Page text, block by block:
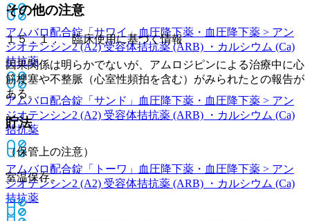
アムバロ配合錠「サワイ」血圧降下薬・血圧降下薬 > アン
ジオテンシン2 (A2) 受容体拮抗薬 (ARB) ・カルシウム (Ca)
拮抗薬
アムバロ配合錠「サンド」
血圧降下薬・血圧降下薬 > アン
ジオテンシン2 (A2) 受容体拮抗薬 (ARB) ・カルシウム (Ca)
拮抗薬
アムバロ配合錠「トーワ」
血圧降下薬・血圧降下薬 > アン
ジオテンシン2 (A2) 受容体拮抗薬 (ARB) ・カルシウム (Ca)
拮抗薬
その他の注意
１５．１． 臨床使用に基づく情報
因果関係は明らかでないが、アムロジピンによる治療中に心
筋梗塞や不整脈（心室性頻拍を含む）がみられたとの報告が
ある。
貯法
（保管上の注意）
室温保存。